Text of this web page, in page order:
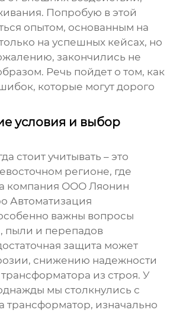
Попробую в этой
опытом, основанным на
на успешных кейсах, но
закончились не
Речь пойдет о том, как
которые могут дорого
условия и выбор
стоит учитывать – это
регионе, где
компания ООО Ляонин
Автоматизация
важны вопросы
пыли и перепадов
защита может
снижению надежности
из строя. У
мы столкнулись с
трансформатор, изначально